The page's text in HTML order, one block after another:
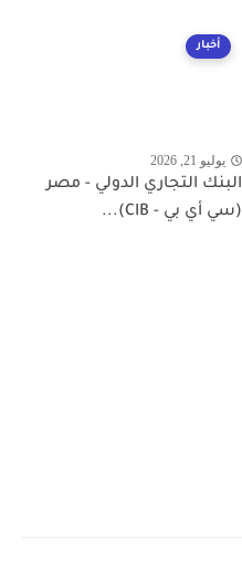
أخبار
يوليو 21, 2026
البنك التجاري الدولي - مصر
(سي أي بي - CIB)...